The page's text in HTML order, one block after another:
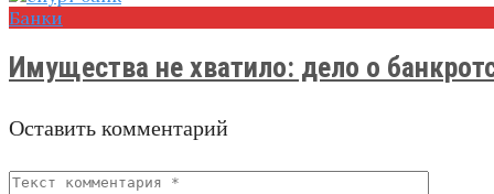
Банки
Имущества не хватило: дело о
Оставить комментарий